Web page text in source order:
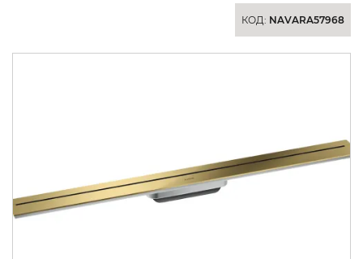
КОД: NAVARA57968